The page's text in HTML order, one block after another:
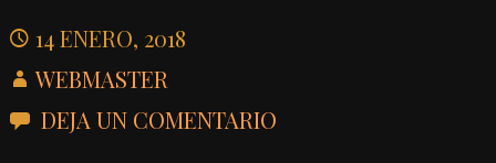
14 ENERO, 2018
WEBMASTER
DEJA UN COMENTARIO